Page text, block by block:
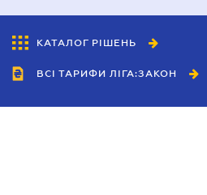
КАТАЛОГ РІШЕНЬ
ВСІ ТАРИФИ ЛІГА:ЗАКОН